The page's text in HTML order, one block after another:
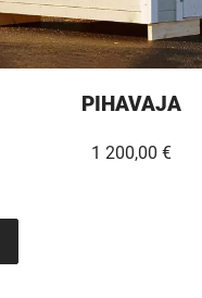
PIHAVAJA
1 200,00 €